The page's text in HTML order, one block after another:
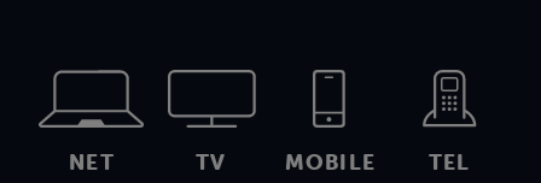
NET TV MOBILE TEL